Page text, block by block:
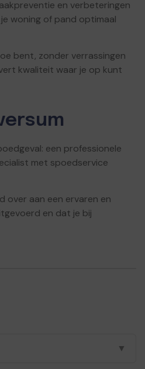
en verbeteringen
woning of pand optimaal
bent, zonder verrassingen
kwaliteit waar je op kunt
een professionele
met spoedservice
over aan een ervaren en
en dat je bij
▼